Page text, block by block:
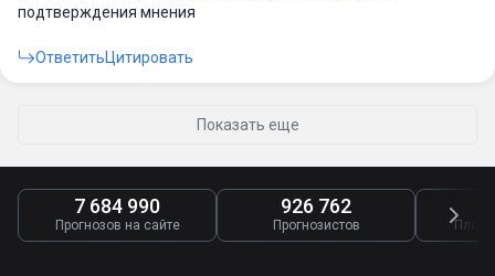
подтверждения мнения
ОтветитьЦитировать
Показать еще
7 684 990
Прогнозов на сайте
926 762
Прогнозистов